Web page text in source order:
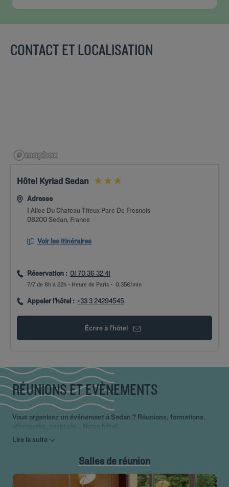
CONTACT ET LOCALISATION
Hôtel Kyriad Sedan
Adresse
1 Allee Du Chateau Titeux Parc De Fresnois
08200 Sedan, France
Voir les itinéraires
Réservation : 01 70 36 32 41
7/7 de 8h à 22h - Heure de Paris - 0,35€/min
Appeler l'hôtel : +33 3 24294545
Écrire à l'hôtel
RÉUNIONS ET EVÈNEMENTS
Vous organisez un événement à Sedan ? Réunions, formations,
afterworks, cocktails… Notre hôtel...
Lire la suite
Salles de réunion